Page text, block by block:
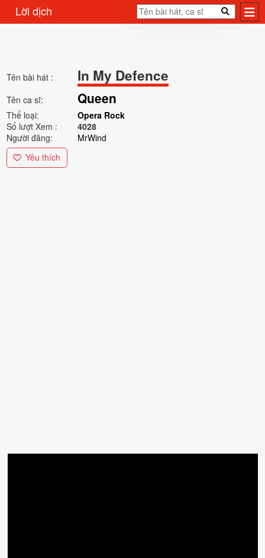
Lời dịch
Tên bài hát : In My Defence
Tên ca sĩ: Queen
Thể loại:
Opera Rock
Số lượt Xem :
4028
Người đăng:
MrWind
Yêu thích